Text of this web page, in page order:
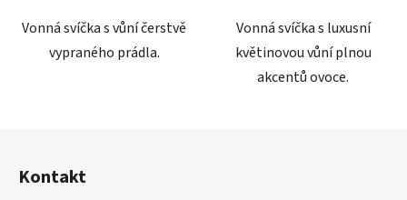
Vonná svíčka s vůní čerstvě
vypraného prádla.
Vonná svíčka s luxusní
květinovou vůní plnou
akcentů ovoce.
Kontakt